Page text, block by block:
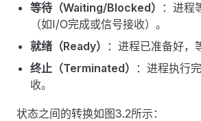
等待（Waiting/Blocked）
：进程
（如I/O完成或信号接收）。
就绪（Ready）
：进程已准备好，
终止（Terminated）
：进程执行
收。
状态之间的转换如图3.2所示：